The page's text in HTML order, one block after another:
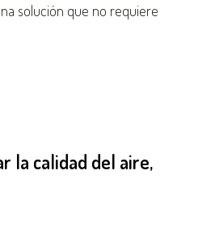
solución que no requiere
la calidad del aire,